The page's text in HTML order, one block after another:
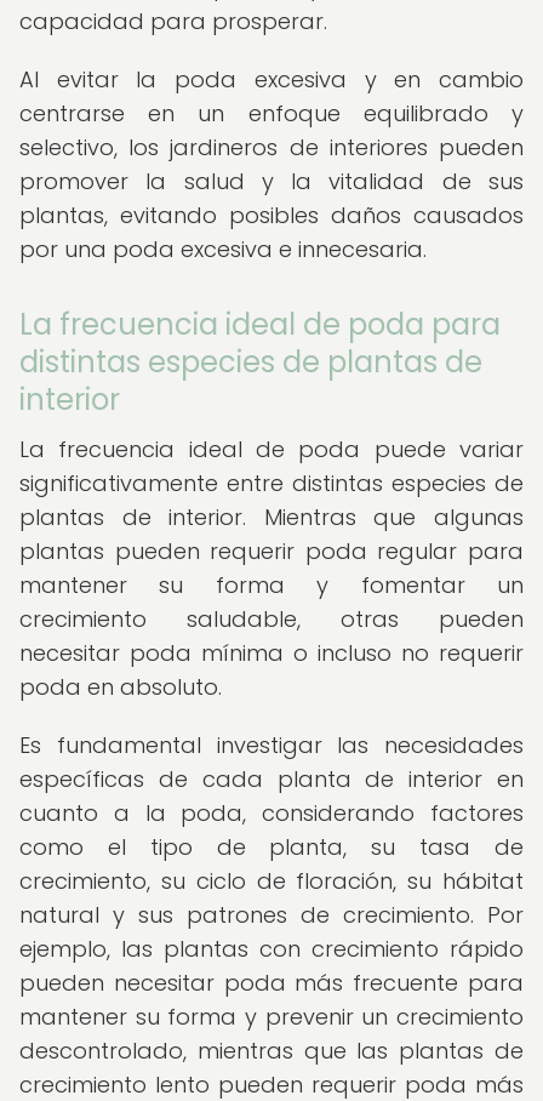
capacidad para prosperar.
Al evitar la poda excesiva y en cambio
centrarse en un enfoque equilibrado y
selectivo, los jardineros de interiores pueden
promover la salud y la vitalidad de sus
plantas, evitando posibles daños causados
por una poda excesiva e innecesaria.
La frecuencia ideal de poda para
distintas especies de plantas de
interior
La frecuencia ideal de poda puede variar
significativamente entre distintas especies de
plantas de interior. Mientras que algunas
plantas pueden requerir poda regular para
mantener su forma y fomentar un
crecimiento saludable, otras pueden
necesitar poda mínima o incluso no requerir
poda en absoluto.
Es fundamental investigar las necesidades
específicas de cada planta de interior en
cuanto a la poda, considerando factores
como el tipo de planta, su tasa de
crecimiento, su ciclo de floración, su hábitat
natural y sus patrones de crecimiento. Por
ejemplo, las plantas con crecimiento rápido
pueden necesitar poda más frecuente para
mantener su forma y prevenir un crecimiento
descontrolado, mientras que las plantas de
crecimiento lento pueden requerir poda más